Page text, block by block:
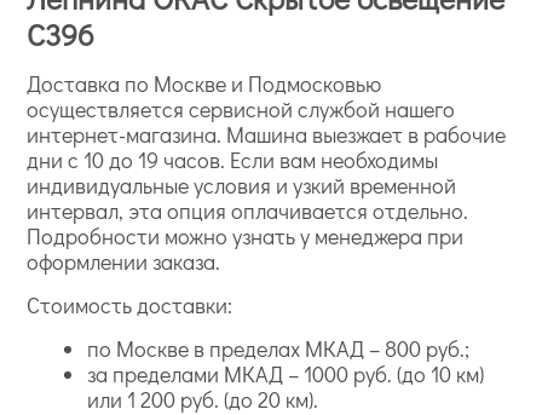
C396
Доставка по Москве и Подмосковью
осуществляется сервисной службой нашего
интернет-магазина. Машина выезжает в рабочие
дни с 10 до 19 часов. Если вам необходимы
индивидуальные условия и узкий временной
интервал, эта опция оплачивается отдельно.
Подробности можно узнать у менеджера при
оформлении заказа.
Стоимость доставки:
по Москве в пределах МКАД – 800 руб.;
за пределами МКАД – 1000 руб. (до 10 км)
или 1 200 руб. (до 20 км).